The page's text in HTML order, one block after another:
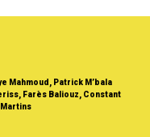
Mahmoud, Patrick M’bala
Farès Baliouz, Constant